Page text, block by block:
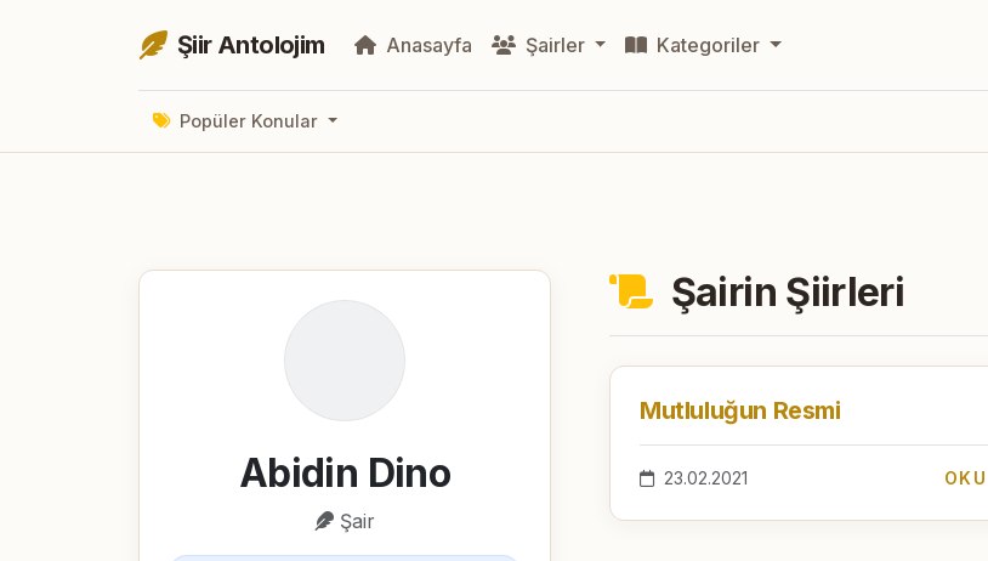
Şiir Antolojim Anasayfa Şairler Kategoriler
Popüler Konular
Abidin Dino
Şair
Şairin Şiirleri
Mutluluğun Resmi
23.02.2021 OKU